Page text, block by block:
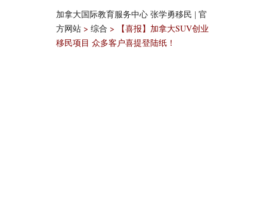
加拿大国际教育服务中心 张学勇移民 | 官
方网站 > 综合 >
【喜报】加拿大SUV创业
移民项目 众多客户喜提登陆纸！